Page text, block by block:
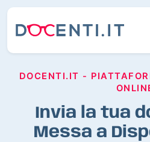
DOCENTI.IT -
Invia la tua
Messa a